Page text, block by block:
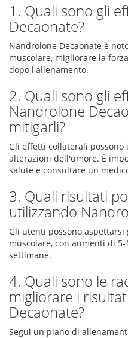
1. Quali sono gli
Decaonate?
Nandrolone Decaonate è
muscolare, migliorare la
dopo l'allenamento.
2. Quali sono gli
Nandrolone
mitigarli?
Gli effetti collaterali
alterazioni dell'umore. È
salute e consultare un
3. Quali risultati
utilizzando
Gli utenti possono
muscolare, con aumenti di
settimane.
4. Quali sono le
migliorare i
Decaonate?
Segui un piano di